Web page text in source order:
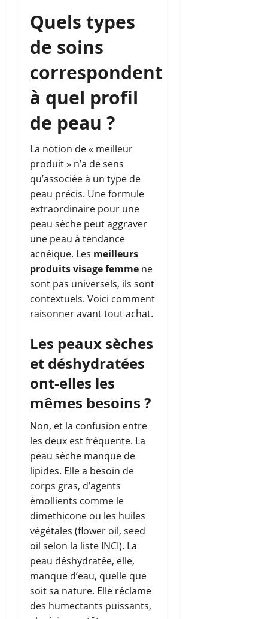
Quels types
de soins
correspondent
à quel profil
de peau ?
La notion de « meilleur
produit » n’a de sens
qu’associée à un type de
peau précis. Une formule
extraordinaire pour une
peau sèche peut aggraver
une peau à tendance
acnéique. Les meilleurs
produits visage femme ne
sont pas universels, ils sont
contextuels. Voici comment
raisonner avant tout achat.
Les peaux sèches
et déshydratées
ont-elles les
mêmes besoins ?
Non, et la confusion entre
les deux est fréquente. La
peau sèche manque de
lipides. Elle a besoin de
corps gras, d’agents
émollients comme le
dimethicone ou les huiles
végétales (flower oil, seed
oil selon la liste INCI). La
peau déshydratée, elle,
manque d’eau, quelle que
soit sa nature. Elle réclame
des humectants puissants,